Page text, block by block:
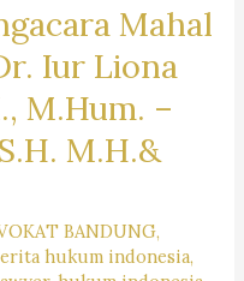
Mahal
Iur Liona
M.Hum. –
M.H.&
BANDUNG,
hukum indonesia,